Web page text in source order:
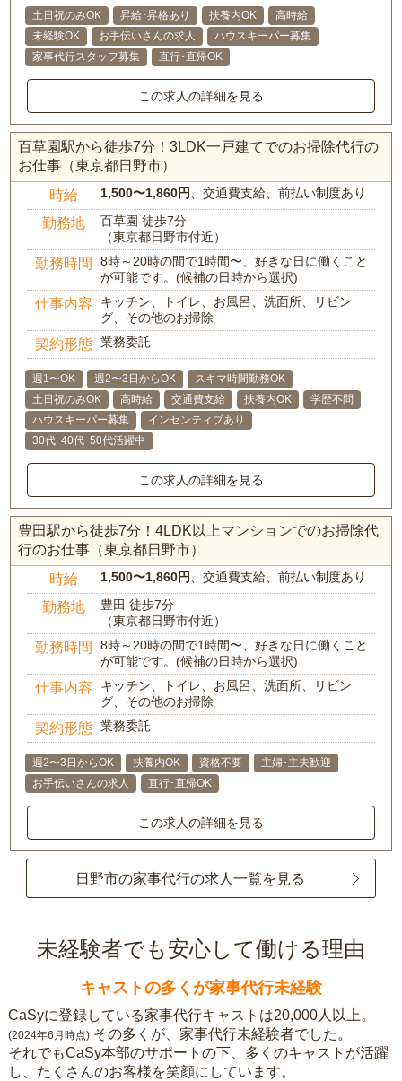
土日祝のみOK 昇給･昇格あり 扶養内OK
高時給
未経験OK
お手伝いさんの求人
ハウスキーパー募集
家事代行スタッフ募集
直行･直帰OK
この求人の詳細を見る
百草園駅から徒歩7分！3LDK一戸建てでのお掃除代行の
お仕事（東京都日野市）
時給 1,500〜1,860円 、交通費支給、前払い制度あり
勤務地
百草園 徒歩7分
（東京都日野市付近）
勤務時間
8時～20時の間で1時間〜、好きな日に働くこと
が可能です。(候補の日時から選択)
仕事内容
キッチン、トイレ、お風呂、洗面所、リビン
グ、その他のお掃除
契約形態 業務委託
週1〜OK 週2〜3日からOK
スキマ時間勤務OK
土日祝のみOK
高時給 交通費支給 扶養内OK
学歴不問
ハウスキーパー募集
インセンティブあり
30代･40代･50代活躍中
この求人の詳細を見る
豊田駅から徒歩7分！4LDK以上マンションでのお掃除代
行のお仕事（東京都日野市）
時給 1,500〜1,860円 、交通費支給、前払い制度あり
勤務地
豊田 徒歩7分
（東京都日野市付近）
勤務時間
8時～20時の間で1時間〜、好きな日に働くこと
が可能です。(候補の日時から選択)
仕事内容
キッチン、トイレ、お風呂、洗面所、リビン
グ、その他のお掃除
契約形態 業務委託
週2〜3日からOK 扶養内OK 資格不要
主婦･主夫歓迎
お手伝いさんの求人
直行･直帰OK
この求人の詳細を見る
日野市の家事代行の求人一覧を見る
未経験者でも安心して働ける理由
キャストの多くが家事代行未経験
CaSyに登録している家事代行キャストは20,000人以上。
(2024年6月時点) その多くが、家事代行未経験者でした。
それでもCaSy本部のサポートの下、多くのキャストが活躍
し、たくさんのお客様を笑顔にしています。